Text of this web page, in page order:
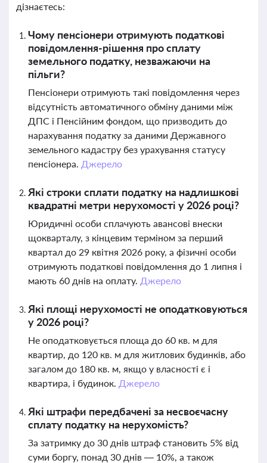
дізнаєтесь:
Чому пенсіонери отримують податкові
повідомлення-рішення про сплату
земельного податку, незважаючи на
пільги?
Пенсіонери отримують такі повідомлення через
відсутність автоматичного обміну даними між
ДПС і Пенсійним фондом, що призводить до
нарахування податку за даними Державного
земельного кадастру без урахування статусу
пенсіонера. Джерело
Які строки сплати податку на надлишкові
квадратні метри нерухомості у 2026 році?
Юридичні особи сплачують авансові внески
щокварталу, з кінцевим терміном за перший
квартал до 29 квітня 2026 року, а фізичні особи
отримують податкові повідомлення до 1 липня і
мають 60 днів на оплату. Джерело
Які площі нерухомості не оподатковуються
у 2026 році?
Не оподатковується площа до 60 кв. м для
квартир, до 120 кв. м для житлових будинків, або
загалом до 180 кв. м, якщо у власності є і
квартира, і будинок. Джерело
Які штрафи передбачені за несвоєчасну
сплату податку на нерухомість?
За затримку до 30 днів штраф становить 5% від
суми боргу, понад 30 днів — 10%, а також